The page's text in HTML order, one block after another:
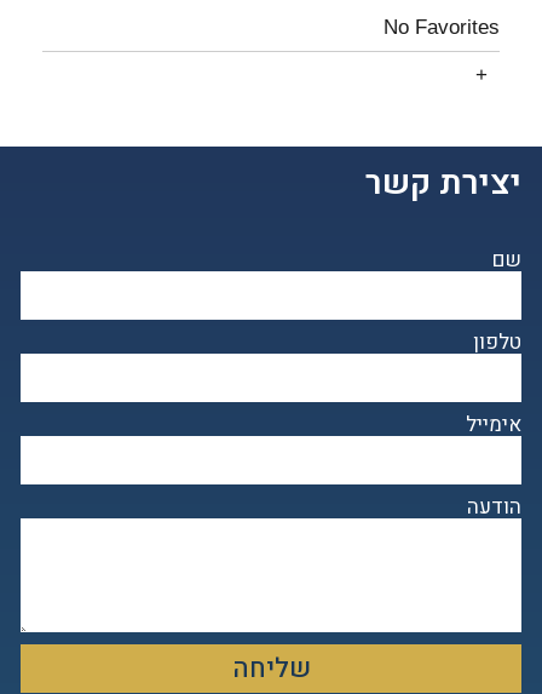
No Favorites
יצירת קשר
שם
טלפון
אימייל
הודעה
שליחה